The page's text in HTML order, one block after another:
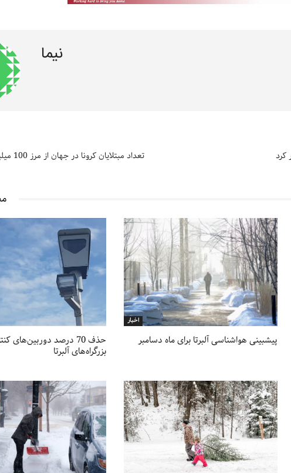
نیما
تعداد مبتلایان کرونا در جهان از مرز 100 میلیون نفر گذشت
حذف 70 درصد
بزرگراه‌های آلبرتا
اخبار
پیشبینی هواشناسی آلبرتا برای ماه دسامبر